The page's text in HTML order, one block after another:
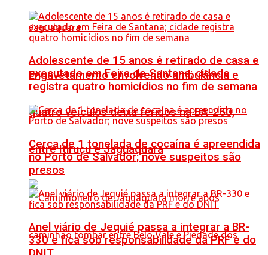
Engavetamento envolvendo ambulância e
quatro veículos deixa feridos na BA-250,
entre Itiruçu e Jaguaquara
Adolescente de 15 anos é retirado de casa e
executado em Feira de Santana; cidade
registra quatro homicídios no fim de semana
Cerca de 1 tonelada de cocaína é apreendida
no Porto de Salvador; nove suspeitos são
presos
Anel viário de Jequié passa a integrar a BR-
330 e fica sob responsabilidade da PRF e do